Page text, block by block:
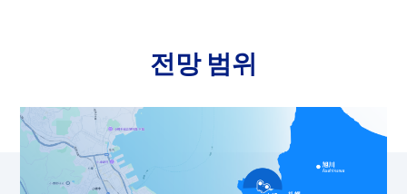
전망 범위